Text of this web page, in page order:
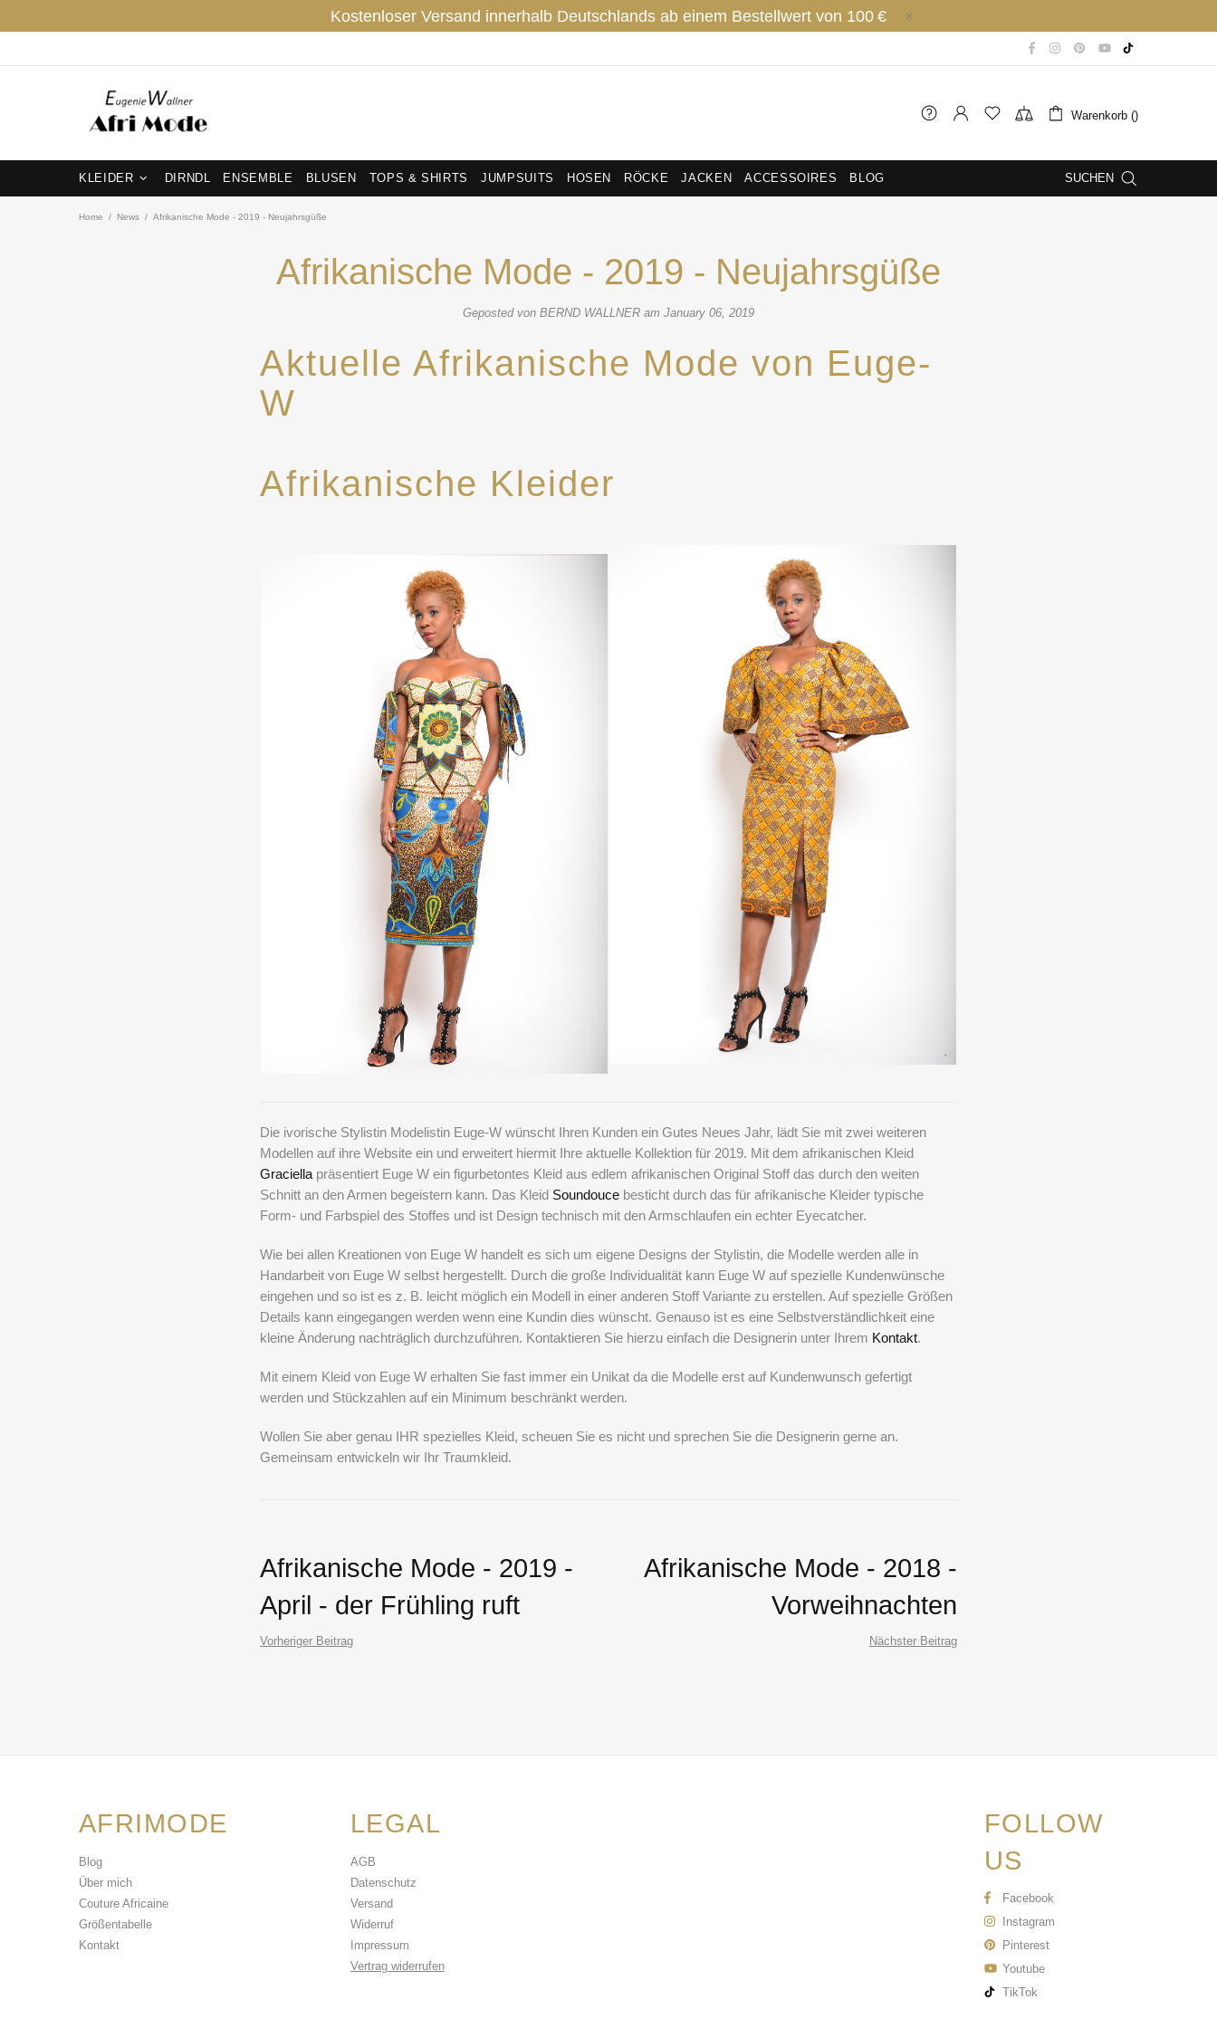
Kostenloser Versand innerhalb Deutschlands ab einem Bestellwert von 100 €
Warenkorb ()
KLEIDER DIRNDL ENSEMBLE BLUSEN TOPS & SHIRTS JUMPSUITS HOSEN RÖCKE JACKEN ACCESSOIRES BLOG SUCHEN
Home News Afrikanische Mode - 2019 - Neujahrsgüße
Afrikanische Mode - 2019 - Neujahrsgüße
Geposted von BERND WALLNER am January 06, 2019
Aktuelle Afrikanische Mode von Euge-
W
Afrikanische Kleider
Die ivorische Stylistin Modelistin Euge-W wünscht Ihren Kunden ein Gutes Neues Jahr, lädt Sie mit zwei weiteren
Modellen auf ihre Website ein und erweitert hiermit Ihre aktuelle Kollektion für 2019. Mit dem afrikanischen Kleid
Graciella präsentiert Euge W ein figurbetontes Kleid aus edlem afrikanischen Original Stoff das durch den weiten
Schnitt an den Armen begeistern kann. Das Kleid Soundouce besticht durch das für afrikanische Kleider typische
Form- und Farbspiel des Stoffes und ist Design technisch mit den Armschlaufen ein echter Eyecatcher.
Wie bei allen Kreationen von Euge W handelt es sich um eigene Designs der Stylistin, die Modelle werden alle in
Handarbeit von Euge W selbst hergestellt. Durch die große Individualität kann Euge W auf spezielle Kundenwünsche
eingehen und so ist es z. B. leicht möglich ein Modell in einer anderen Stoff Variante zu erstellen. Auf spezielle Größen
Details kann eingegangen werden wenn eine Kundin dies wünscht. Genauso ist es eine Selbstverständlichkeit eine
kleine Änderung nachträglich durchzuführen. Kontaktieren Sie hierzu einfach die Designerin unter Ihrem Kontakt.
Mit einem Kleid von Euge W erhalten Sie fast immer ein Unikat da die Modelle erst auf Kundenwunsch gefertigt
werden und Stückzahlen auf ein Minimum beschränkt werden.
Wollen Sie aber genau IHR spezielles Kleid, scheuen Sie es nicht und sprechen Sie die Designerin gerne an.
Gemeinsam entwickeln wir Ihr Traumkleid.
Afrikanische Mode - 2019 -
April - der Frühling ruft
Vorheriger Beitrag
Afrikanische Mode - 2018 -
Vorweihnachten
Nächster Beitrag
AFRIMODE
Blog
Über mich
Couture Africaine
Größentabelle
Kontakt
LEGAL
AGB
Datenschutz
Versand
Widerruf
Impressum
Vertrag widerrufen
FOLLOW
US
Facebook
Instagram
Pinterest
Youtube
TikTok